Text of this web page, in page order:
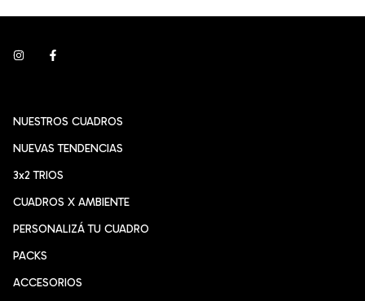
NUESTROS CUADROS
NUEVAS TENDENCIAS
3x2 TRIOS
CUADROS X AMBIENTE
PERSONALIZÁ TU CUADRO
PACKS
ACCESORIOS